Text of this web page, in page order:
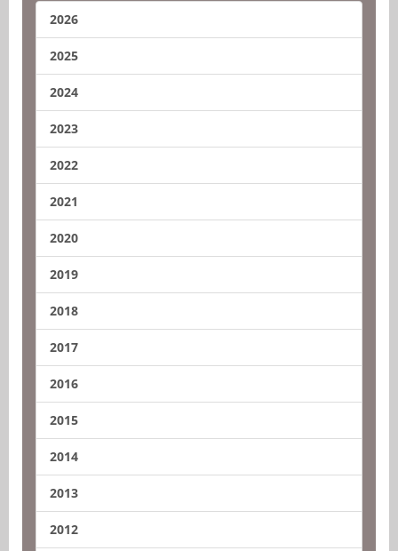
2026
2025
2024
2023
2022
2021
2020
2019
2018
2017
2016
2015
2014
2013
2012